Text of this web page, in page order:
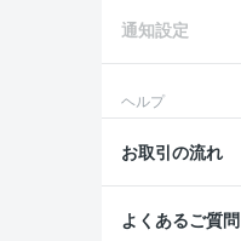
通知設定
ヘルプ
お取引の流れ
よくあるご質問